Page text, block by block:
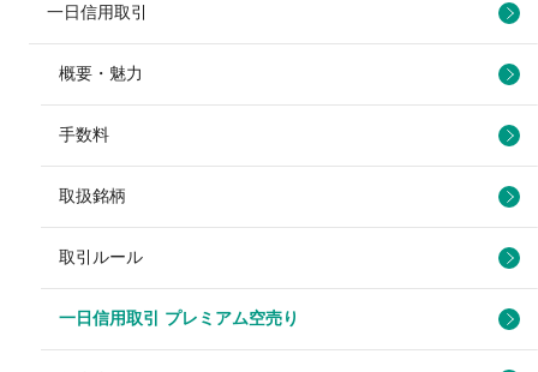
一日信用取引
概要・魅力
手数料
取扱銘柄
取引ルール
一日信用取引 プレミアム空売り